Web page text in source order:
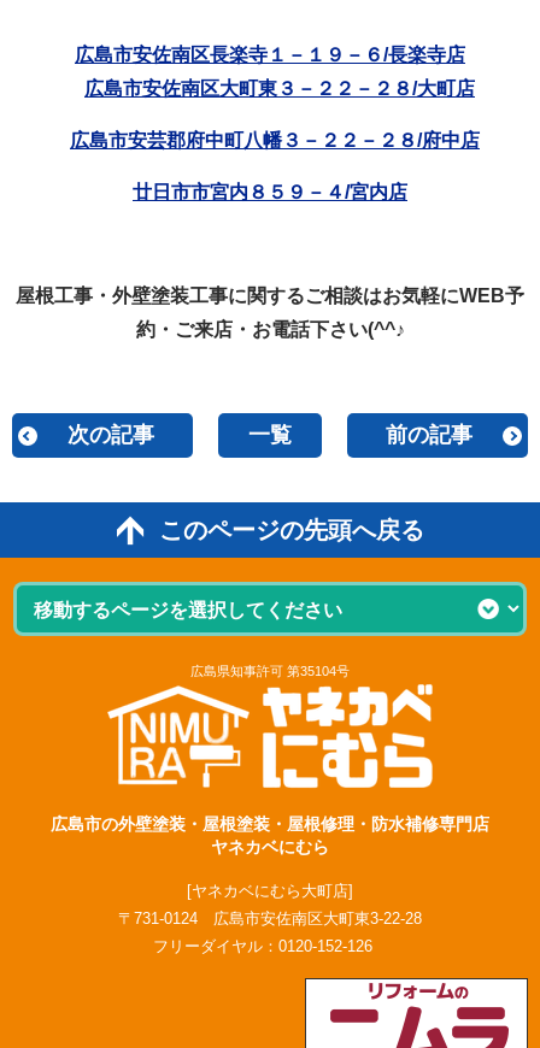
広島市安佐南区長楽寺１－１９－６/長楽寺店
広島市安佐南区大町東３－２２－２８/大町店
広島市安芸郡府中町八幡３－２２－２８/府中店
廿日市市宮内８５９－４/宮内店
屋根工事・外壁塗装工事に関するご相談はお気軽にWEB予
約・ご来店・お電話下さい(^^♪
次の記事 一覧 前の記事
このページの先頭へ戻る
広島県知事許可 第35104号
広島市の外壁塗装・屋根塗装・屋根修理・防水補修専門店
ヤネカベにむら
[ヤネカベにむら大町店]
〒731-0124 広島市安佐南区大町東3-22-28
フリーダイヤル： 0120-152-126